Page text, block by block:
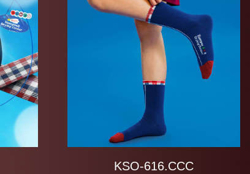
KSO-616.CCC